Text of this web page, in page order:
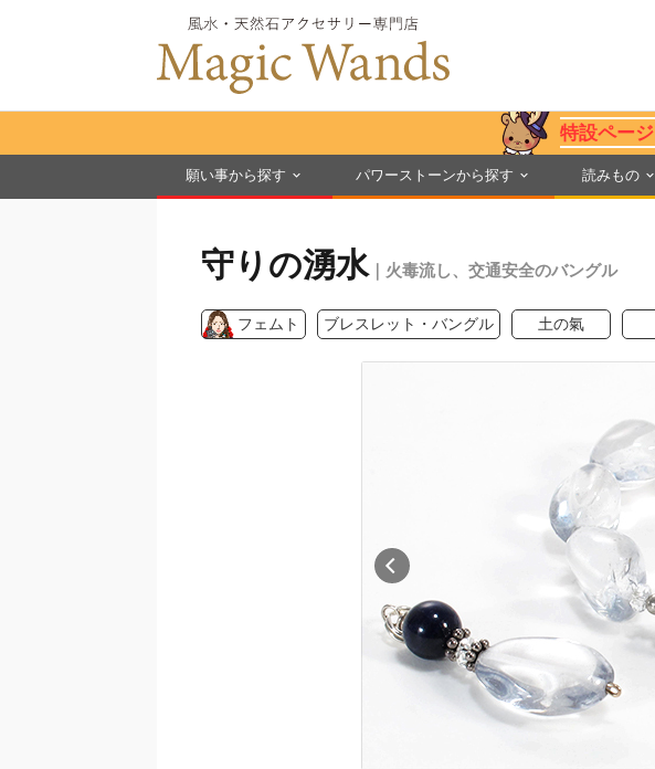
特設ページ
願い事から探す パワーストーンから探す 読みもの
守りの湧水｜火毒流し、交通安全のバングル
フェムト ブレスレット・バングル 土の氣